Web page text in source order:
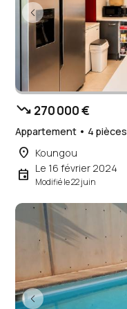
trending_down 270 000 €
Appartement • 4 pièces
place Koungou
event Le 16 février 2024
Modifié le 22 juin